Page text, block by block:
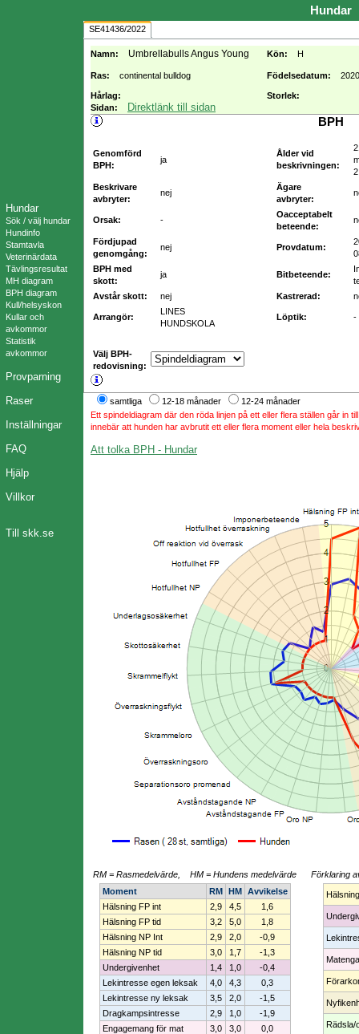
Hundar
Sök / välj hundar
Hundinfo
Stamtavla
Veterinärdata
Tävlingsresultat
MH diagram
BPH diagram
Kull/helsyskon
Kullar och
avkommor
Statistik
avkommor
Provparning
Raser
Inställningar
FAQ
Hjälp
Villkor
Till skk.se
Hundar
SE41436/2022
Namn: Umbrellabulls Angus Young Kön: H
Ras: continental bulldog Födelsedatum:
Hårlag:
Storlek:
Sidan:
Direktlänk till sidan
BPH
Genomförd
BPH:
ja
Ålder vid
beskrivningen:
Beskrivare
avbryter:
nej
Ägare
avbryter:
Orsak: -
Oacceptabelt
beteende:
Fördjupad
genomgång:
nej Provdatum:
BPH med
skott:
ja Bitbeteende:
Avstår skott:
nej Kastrerad:
Arrangör:
LINES
HUNDSKOLA
Löptik: -
Välj BPH-
redovisning:
samtliga 12-18 månader
12-24 månader
Ett spindeldiagram där den röda linjen på ett eller flera ställen går in
innebär att hunden har avbrutit ett eller flera moment eller hela
Att tolka BPH - Hundar
RM = Rasmedelvärde, HM = Hundens medelvärde
Moment
RM HM
Avvikelse
Hälsning FP int
2,9 4,5
1,6
Hälsning FP tid
3,2 5,0
1,8
Hälsning NP Int
2,9 2,0
-0,9
Hälsning NP tid
3,0 1,7
-1,3
Undergivenhet
1,4 1,0
-0,4
Lekintresse egen leksak
4,0 4,3
0,3
Lekintresse ny leksak
3,5 2,0
-1,5
Dragkampsintresse
2,9 1,0
-1,9
Engagemang för mat
3,0 3,0
0,0
Förklaring
Hälsning
Rädsla/